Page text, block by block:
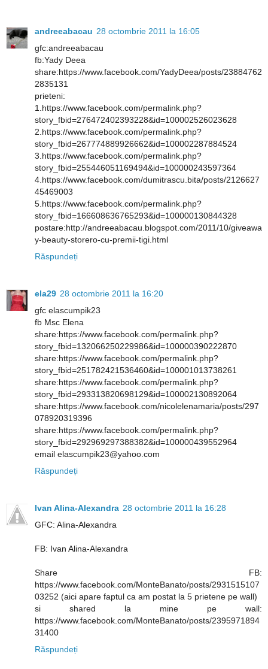
andreeabacau 28 octombrie 2011 la 16:05
gfc:andreeabacau
fb:Yady Deea
share:https://www.facebook.com/YadyDeea/posts/23884762
2835131
prieteni:
1.https://www.facebook.com/permalink.php?
story_fbid=276472402393228&id=100002526023628
2.https://www.facebook.com/permalink.php?
story_fbid=267774889926662&id=100002287884524
3.https://www.facebook.com/permalink.php?
story_fbid=255446051169494&id=100000243597364
4.https://www.facebook.com/dumitrascu.bita/posts/2126627
45469003
5.https://www.facebook.com/permalink.php?
story_fbid=166608636765293&id=100000130844328
postare:http://andreeabacau.blogspot.com/2011/10/giveawa
y-beauty-storero-cu-premii-tigi.html
Răspundeți
ela29 28 octombrie 2011 la 16:20
gfc elascumpik23
fb Msc Elena
share:https://www.facebook.com/permalink.php?
story_fbid=132066250229986&id=100000390222870
share:https://www.facebook.com/permalink.php?
story_fbid=251782421536460&id=100001013738261
share:https://www.facebook.com/permalink.php?
story_fbid=293313820698129&id=100002130892064
share:https://www.facebook.com/nicolelenamaria/posts/297
078920319396
share:https://www.facebook.com/permalink.php?
story_fbid=292969297388382&id=100000439552964
email elascumpik23@yahoo.com
Răspundeți
Ivan Alina-Alexandra 28 octombrie 2011 la 16:28
GFC: Alina-Alexandra
FB: Ivan Alina-Alexandra
Share FB:
https://www.facebook.com/MonteBanato/posts/2931515107
03252 (aici apare faptul ca am postat la 5 prietene pe wall)
si shared la mine pe wall:
https://www.facebook.com/MonteBanato/posts/2395971894
31400
Răspundeți